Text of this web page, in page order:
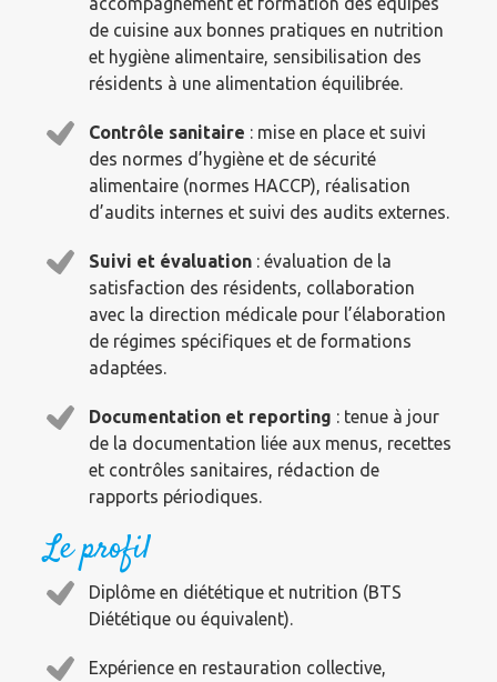
de cuisine aux bonnes pratiques en nutrition
et hygiène alimentaire, sensibilisation des
résidents à une alimentation équilibrée.
Contrôle sanitaire : mise en place et suivi
des normes d’hygiène et de sécurité
alimentaire (normes HACCP), réalisation
d’audits internes et suivi des audits externes.
Suivi et évaluation : évaluation de la
satisfaction des résidents, collaboration
avec la direction médicale pour l’élaboration
de régimes spécifiques et de formations
adaptées.
Documentation et reporting : tenue à jour
de la documentation liée aux menus, recettes
et contrôles sanitaires, rédaction de
rapports périodiques.
Le profil
Diplôme en diététique et nutrition (BTS
Diététique ou équivalent).
Expérience en restauration collective,